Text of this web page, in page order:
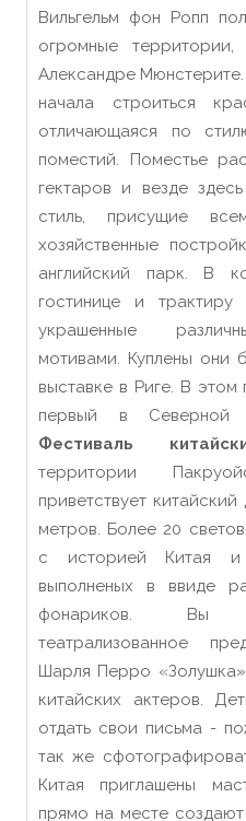
Вильгельм фон Ропп
огромные
Александре
начала строиться
отличающаяся по
поместий. Поместье
гектаров и везде
стиль, присущие
хозяйственные
английский парк. В
гостинице и
украшенные
мотивами. Куплены они
выставке в Риге. В этом
первый в Северной
Фестиваль
территории
приветствует
метров. Более 20
с историей Китая и
выполненых в ввиде
фонариков. Вы
театрализованное
Шарля Перро
китайских актеров.
отдать свои письма -
так же
Китая приглашены
прямо на месте